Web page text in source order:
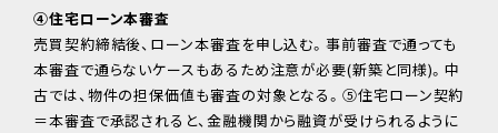
④住宅ローン本審査
売買契約締結後、ローン本審査を申し込む。事前審査で通っても
本審査で通らないケースもあるため注意が必要(新築と同様)。中
古では、物件の担保価値も審査の対象となる。⑤住宅ローン契約
＝本審査で承認されると、金融機関から融資が受けられるように